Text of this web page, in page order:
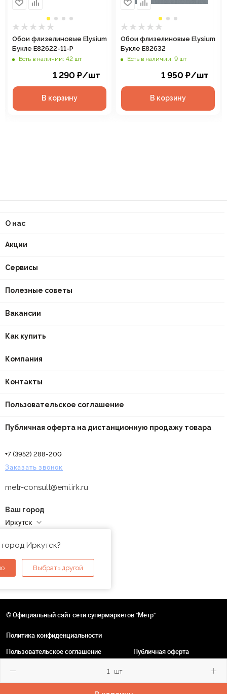
шт
Обои флизелиновые Elysium
Букле Е82622-11-Р
Есть в наличии: 42 шт
1 290 ₽/шт
В корзину
Обои флизелиновые Elysium
Букле Е82632
Есть в наличии: 9 шт
1 950 ₽/шт
В корзину
О нас
Акции
Сервисы
Полезные советы
Вакансии
Как купить
Компания
Контакты
Пользовательское соглашение
Публичная оферта на дистанционную продажу товара
+7 (3952) 288-200
Заказать звонок
metr-consult@emi.irk.ru
Ваш город
Иркутск
Иркутск?
Выбрать другой
© Официальный сайт сети супермаркетов "Метр"
Политика конфиденциальности
Пользовательское соглашение
Публичная оферта